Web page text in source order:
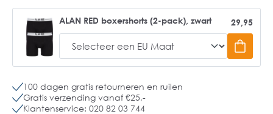
ALAN RED boxershorts (2-pack), zwart 29,95
100 dagen gratis retourneren en ruilen
Gratis verzending vanaf €25,-
Klantenservice: 020 82 03 744